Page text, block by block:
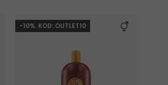
-10%. KOD: OUTLET10